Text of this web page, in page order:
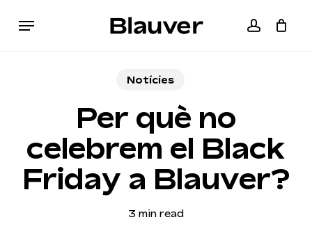
Menu
Close
Notícies
Per què no
celebrem el Black
Friday a Blauver?
3 min read